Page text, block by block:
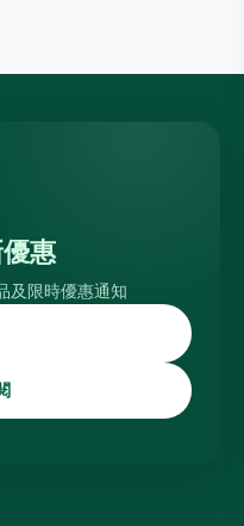
惠
及限時優惠通知